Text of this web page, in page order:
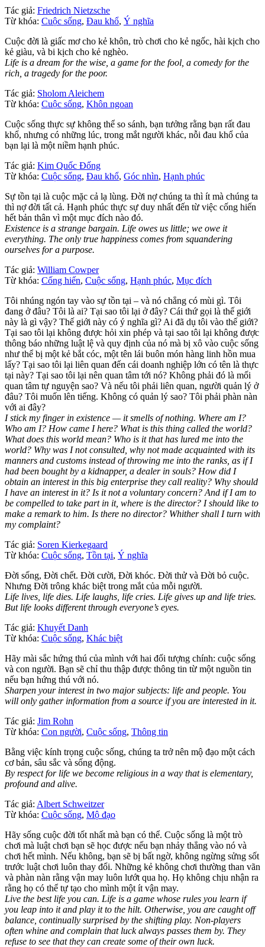
Tác giả: Friedrich Nietzsche
Từ khóa: Cuộc sống, Đau khổ, Ý nghĩa
Cuộc đời là giấc mơ cho kẻ khôn, trò chơi cho kẻ ngốc, hài kịch cho
kẻ giàu, và bi kịch cho kẻ nghèo.
Life is a dream for the wise, a game for the fool, a comedy for the
rich, a tragedy for the poor.
Tác giả: Sholom Aleichem
Từ khóa: Cuộc sống, Khôn ngoan
Cuộc sống thực sự không thể so sánh, bạn tưởng rằng bạn rất đau
khổ, nhưng có những lúc, trong mắt người khác, nỗi đau khổ của
bạn lại là một niềm hạnh phúc.
Tác giả: Kim Quốc Đống
Từ khóa: Cuộc sống, Đau khổ, Góc nhìn, Hạnh phúc
Sự tồn tại là cuộc mặc cả lạ lùng. Đời nợ chúng ta thì ít mà chúng ta
thì nợ đời tất cả. Hạnh phúc thực sự duy nhất đến từ việc cống hiến
hết bản thân vì một mục đích nào đó.
Existence is a strange bargain. Life owes us little; we owe it
everything. The only true happiness comes from squandering
ourselves for a purpose.
Tác giả: William Cowper
Từ khóa: Cống hiến, Cuộc sống, Hạnh phúc, Mục đích
Tôi nhúng ngón tay vào sự tồn tại – và nó chẳng có mùi gì. Tôi
đang ở đâu? Tôi là ai? Tại sao tôi lại ở đây? Cái thứ gọi là thế giới
này là gì vậy? Thế giới này có ý nghĩa gì? Ai đã dụ tôi vào thế giới?
Tại sao tôi lại không được hỏi xin phép và tại sao tôi lại không được
thông báo những luật lệ và quy định của nó mà bị xô vào cuộc sống
như thể bị một kẻ bắt cóc, một tên lái buôn món hàng linh hồn mua
lấy? Tại sao tôi lại liên quan đến cái doanh nghiệp lớn có tên là thực
tại này? Tại sao tôi lại nên quan tâm tới nó? Không phải đó là mối
quan tâm tự nguyện sao? Và nếu tôi phải liên quan, người quản lý ở
đâu? Tôi muốn lên tiếng. Không có quản lý sao? Tôi phải phàn nàn
với ai đây?
I stick my finger in existence — it smells of nothing. Where am I?
Who am I? How came I here? What is this thing called the world?
What does this world mean? Who is it that has lured me into the
world? Why was I not consulted, why not made acquainted with its
manners and customs instead of throwing me into the ranks, as if I
had been bought by a kidnapper, a dealer in souls? How did I
obtain an interest in this big enterprise they call reality? Why should
I have an interest in it? Is it not a voluntary concern? And if I am to
be compelled to take part in it, where is the director? I should like to
make a remark to him. Is there no director? Whither shall I turn with
my complaint?
Tác giả: Soren Kierkegaard
Từ khóa: Cuộc sống, Tồn tại, Ý nghĩa
Đời sống, Đời chết. Đời cười, Đời khóc. Đời thử và Đời bỏ cuộc.
Nhưng Đời trông khác biệt trong mắt của mỗi người.
Life lives, life dies. Life laughs, life cries. Life gives up and life tries.
But life looks different through everyone’s eyes.
Tác giả: Khuyết Danh
Từ khóa: Cuộc sống, Khác biệt
Hãy mài sắc hứng thú của mình với hai đối tượng chính: cuộc sống
và con người. Bạn sẽ chỉ thu thập được thông tin từ một nguồn tin
nếu bạn hứng thú với nó.
Sharpen your interest in two major subjects: life and people. You
will only gather information from a source if you are interested in it.
Tác giả: Jim Rohn
Từ khóa: Con người, Cuộc sống, Thông tin
Bằng việc kính trọng cuộc sống, chúng ta trở nên mộ đạo một cách
cơ bản, sâu sắc và sống động.
By respect for life we become religious in a way that is elementary,
profound and alive.
Tác giả: Albert Schweitzer
Từ khóa: Cuộc sống, Mộ đạo
Hãy sống cuộc đời tốt nhất mà bạn có thể. Cuộc sống là một trò
chơi mà luật chơi bạn sẽ học được nếu bạn nhảy thẳng vào nó và
chơi hết mình. Nếu không, bạn sẽ bị bất ngờ, không ngừng sửng sốt
trước luật chơi luôn thay đổi. Những kẻ không chơi thường than vãn
và phàn nàn rằng vận may luôn lướt qua họ. Họ không chịu nhận ra
rằng họ có thể tự tạo cho mình một ít vận may.
Live the best life you can. Life is a game whose rules you learn if
you leap into it and play it to the hilt. Otherwise, you are caught off
balance, continually surprised by the shifting play. Non-players
often whine and complain that luck always passes them by. They
refuse to see that they can create some of their own luck.